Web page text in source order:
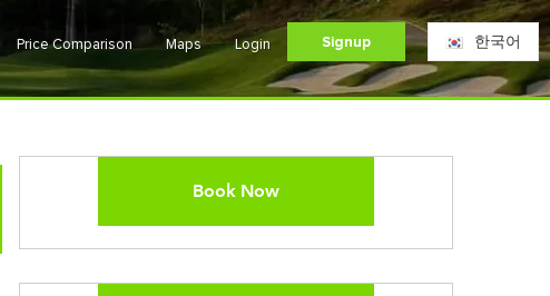
Price Comparison Maps Login Signup 한국어
Book Now